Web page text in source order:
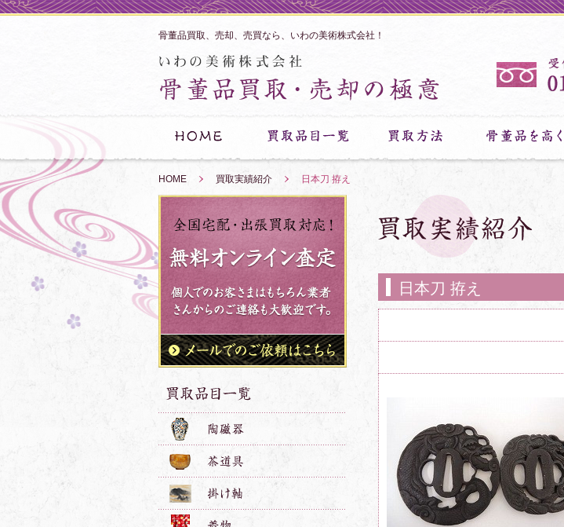
骨董品買取、売却、売買なら、いわの美術株式会社！
HOME 買取実績紹介 日本刀 拵え
日本刀 拵え